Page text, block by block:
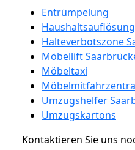
Entrümpelung
Halteverbotszone
Möbellift
Möbeltaxi
Umzugshelfer
Umzugskartons
Kontaktieren Sie uns